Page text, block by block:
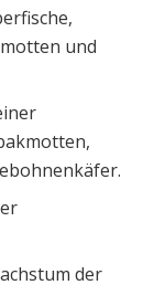
und
der